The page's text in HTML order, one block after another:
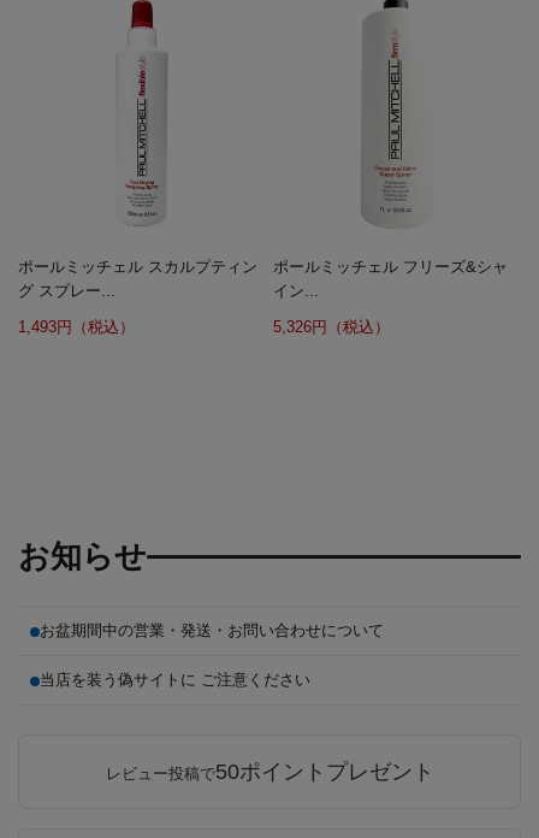
ポールミッチェル スカルプティン
グ スプレー...
1,493円（税込）
ポールミッチェル フリーズ&シャ
イン...
5,326円（税込）
お知らせ
お盆期間中の営業・発送・お問い合わせについて
当店を装う偽サイトに ご注意ください
レビュー投稿で50ポイントプレゼント